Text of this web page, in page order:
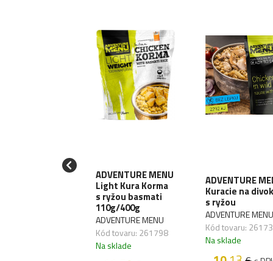
ADVENTURE MENU
Light Kura Korma
s ryžou basmati
110g/400g
ADVENTURE MENU
Kód tovaru: 261798
Na sklade
ADVENTURE
Kuracie na
s ryžou
ADVENTURE MENU
Kód tovaru:
Na sklade